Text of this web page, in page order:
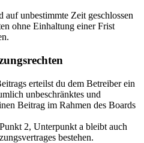
unbestimmte Zeit geschlossen
ohne Einhaltung einer Frist
erteilst du dem Betreiber ein
unbeschränktes und
Beitrag im Rahmen des Boards
2, Unterpunkt a bleibt auch
bestehen.